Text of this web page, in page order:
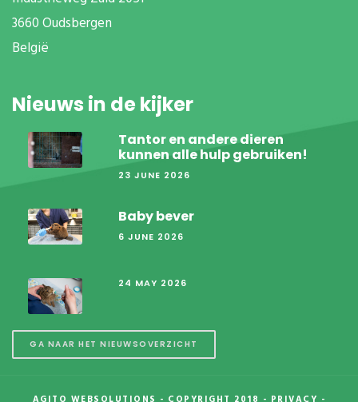
3660 Oudsbergen
België
Nieuws in de kijker
Tantor en andere dieren
kunnen alle hulp gebruiken!
23 JUNE 2026
Baby bever
6 JUNE 2026
24 MAY 2026
GA NAAR HET NIEUWSOVERZICHT